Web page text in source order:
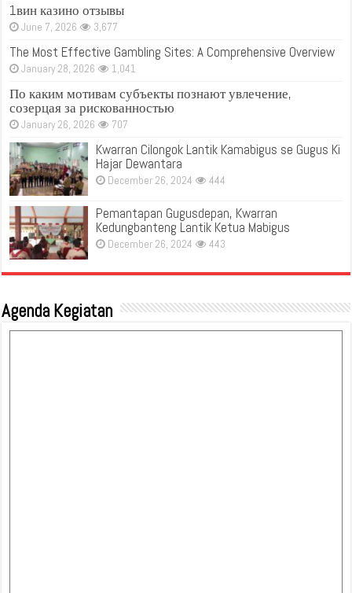
1вин казино отзывы
June 7, 2026 3,677
The Most Effective Gambling Sites: A Comprehensive Overview
January 28, 2026 1,041
По каким мотивам субъекты познают увлечение,
созерцая за рискованностью
January 26, 2026 707
Kwarran Cilongok Lantik Kamabigus se Gugus Ki
Hajar Dewantara
December 26, 2024 444
Pemantapan Gugusdepan, Kwarran
Kedungbanteng Lantik Ketua Mabigus
December 26, 2024 443
Agenda Kegiatan